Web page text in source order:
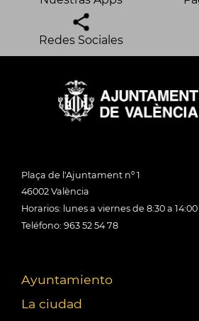
Redes Sociales
Plaça de l'Ajuntament nº 1
46002 València
Horarios: lunes a viernes de 8:30 a
Teléfono: 963 52 54 78
Ayuntamiento
La ciudad